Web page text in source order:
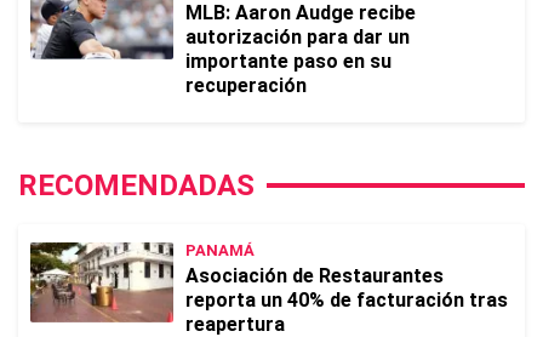
MLB: Aaron Audge recibe
autorización para dar un
importante paso en su
recuperación
RECOMENDADAS
PANAMÁ
Asociación de Restaurantes
reporta un 40% de facturación tras
reapertura